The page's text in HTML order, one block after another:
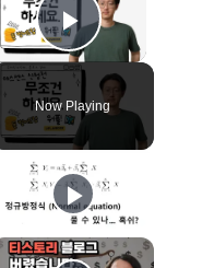
Play
Now Playing